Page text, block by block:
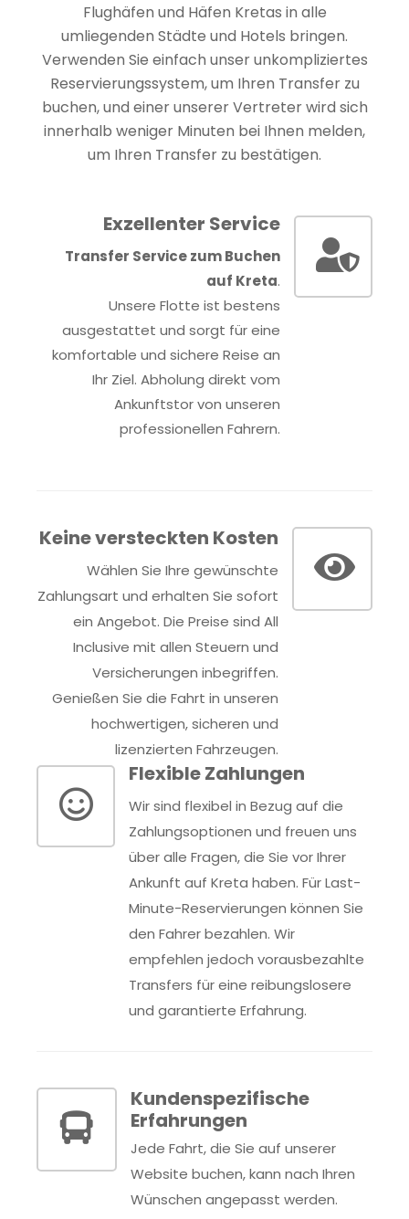
Flughäfen und Häfen Kretas in alle
umliegenden Städte und Hotels bringen.
Verwenden Sie einfach unser unkompliziertes
Reservierungssystem, um Ihren Transfer zu
buchen, und einer unserer Vertreter wird sich
innerhalb weniger Minuten bei Ihnen melden,
um Ihren Transfer zu bestätigen.
Exzellenter Service
Transfer Service zum Buchen
auf Kreta.
Unsere Flotte ist bestens
ausgestattet und sorgt für eine
komfortable und sichere Reise an
Ihr Ziel. Abholung direkt vom
Ankunftstor von unseren
professionellen Fahrern.
Keine versteckten Kosten
Wählen Sie Ihre gewünschte
Zahlungsart und erhalten Sie sofort
ein Angebot. Die Preise sind All
Inclusive mit allen Steuern und
Versicherungen inbegriffen.
Genießen Sie die Fahrt in unseren
hochwertigen, sicheren und
lizenzierten Fahrzeugen.
Flexible Zahlungen
Wir sind flexibel in Bezug auf die
Zahlungsoptionen und freuen uns
über alle Fragen, die Sie vor Ihrer
Ankunft auf Kreta haben. Für Last-
Minute-Reservierungen können Sie
den Fahrer bezahlen. Wir
empfehlen jedoch vorausbezahlte
Transfers für eine reibungslosere
und garantierte Erfahrung.
Kundenspezifische
Erfahrungen
Jede Fahrt, die Sie auf unserer
Website buchen, kann nach Ihren
Wünschen angepasst werden.